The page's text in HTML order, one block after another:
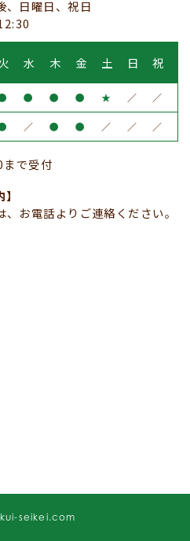
、日曜日、祝日
水 木 金 土 日 祝
● ● ● ★ ／ ／
／ ● ● ／ ／ ／
で受付
お電話よりご連絡ください。
seikei.com